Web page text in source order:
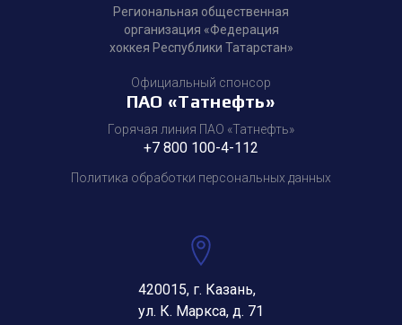
Региональная общественная
организация «Федерация
хоккея Республики Татарстан»
Официальный спонсор
ПАО «Татнефть»
Горячая линия ПАО «Татнефть»
+7 800 100-4-112
Политика обработки персональных данных
420015, г. Казань,
ул. К. Маркса, д. 71